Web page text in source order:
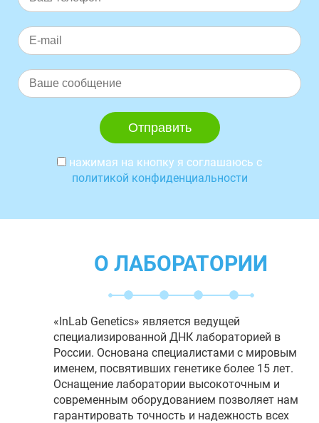
нажимая на кнопку я соглашаюсь с
политикой конфиденциальности
О ЛАБОРАТОРИИ
«InLab Genetics» является ведущей
специализированной ДНК лабораторией в
России. Основана специалистами с мировым
именем, посвятивших генетике более 15 лет.
Оснащение лаборатории высокоточным и
современным оборудованием позволяет нам
гарантировать точность и надежность всех